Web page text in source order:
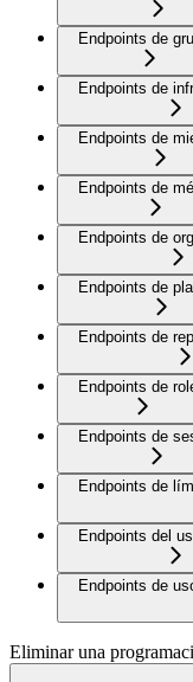
Endpoints de
Endpoints de
Endpoints de
Endpoints de
Endpoints de
Endpoints de
Endpoints de
Endpoints de
Endpoints de
Endpoints de
Endpoints del
Endpoints de
Eliminar una